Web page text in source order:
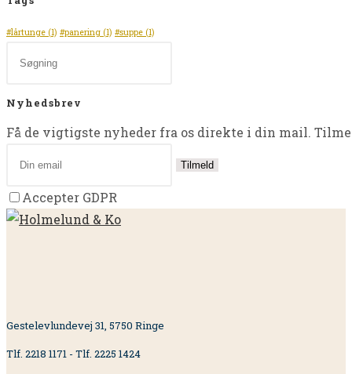
#lårtunge (1) #panering (1) #suppe (1)
Nyhedsbrev
Få de vigtigste nyheder fra os direkte i din mail.
Tilmeld
Accepter GDPR
Gestelevlundevej 31, 5750 Ringe
Tlf. 2218 1171 - Tlf. 2225 1424